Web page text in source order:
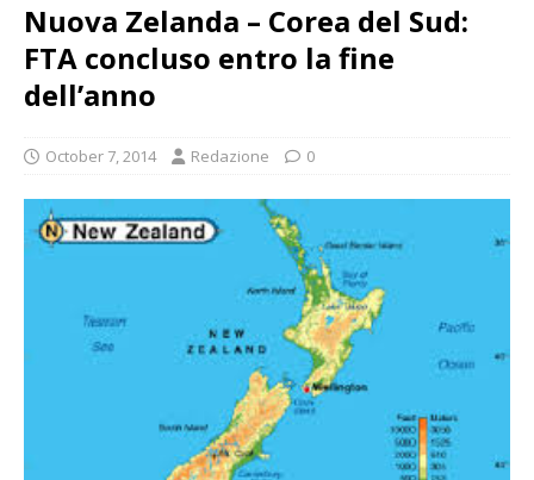
Nuova Zelanda – Corea del Sud:
FTA concluso entro la fine
dell’anno
October 7, 2014 Redazione 0